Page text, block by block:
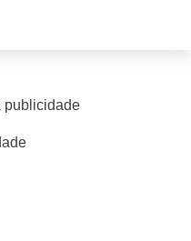
publicidade